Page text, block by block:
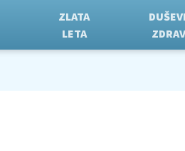
ZLATA
LETA